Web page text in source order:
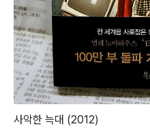
사악한 늑대 (2012)